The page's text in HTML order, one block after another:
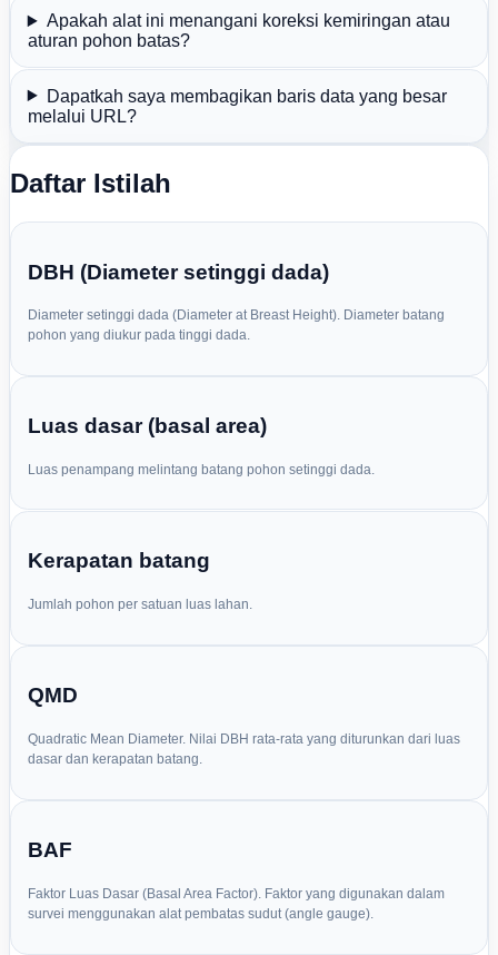
Apakah alat ini menangani koreksi kemiringan atau
aturan pohon batas?
Dapatkah saya membagikan baris data yang besar
melalui URL?
Daftar Istilah
DBH (Diameter setinggi dada)
Diameter setinggi dada (Diameter at Breast Height). Diameter batang
pohon yang diukur pada tinggi dada.
Luas dasar (basal area)
Luas penampang melintang batang pohon setinggi dada.
Kerapatan batang
Jumlah pohon per satuan luas lahan.
QMD
Quadratic Mean Diameter. Nilai DBH rata-rata yang diturunkan dari luas
dasar dan kerapatan batang.
BAF
Faktor Luas Dasar (Basal Area Factor). Faktor yang digunakan dalam
survei menggunakan alat pembatas sudut (angle gauge).